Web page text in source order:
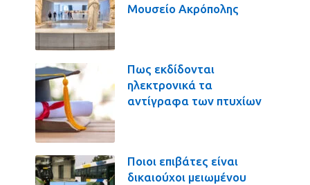
Μουσείο Ακρόπολης
Πως εκδίδονται
ηλεκτρονικά τα
αντίγραφα των πτυχίων
Ποιοι επιβάτες είναι
δικαιούχοι μειωμένου